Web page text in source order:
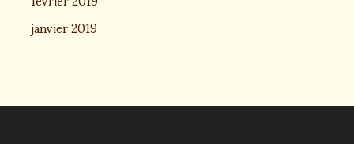
janvier 2019